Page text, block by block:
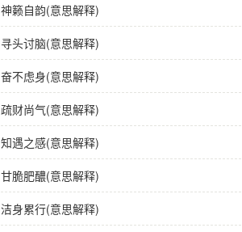
神籁自韵(意思解释)
寻头讨脑(意思解释)
奋不虑身(意思解释)
疏财尚气(意思解释)
知遇之感(意思解释)
甘脆肥醲(意思解释)
洁身累行(意思解释)